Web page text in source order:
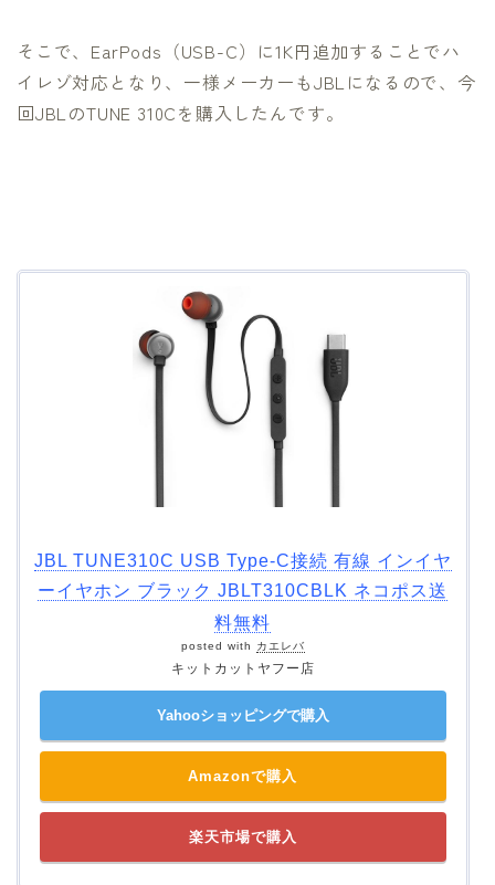
そこで、EarPods（USB-C）に1K円追加することでハ
イレゾ対応となり、一様メーカーもJBLになるので、今
回JBLのTUNE 310Cを購入したんです。
JBL TUNE310C USB Type-C接続 有線 インイヤ
ーイヤホン ブラック JBLT310CBLK ネコポス送
料無料
posted with カエレバ
キットカットヤフー店
Yahooショッピングで購入
Amazonで購入
楽天市場で購入